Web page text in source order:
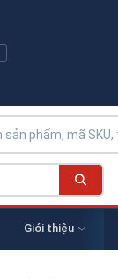
Giới thiệu